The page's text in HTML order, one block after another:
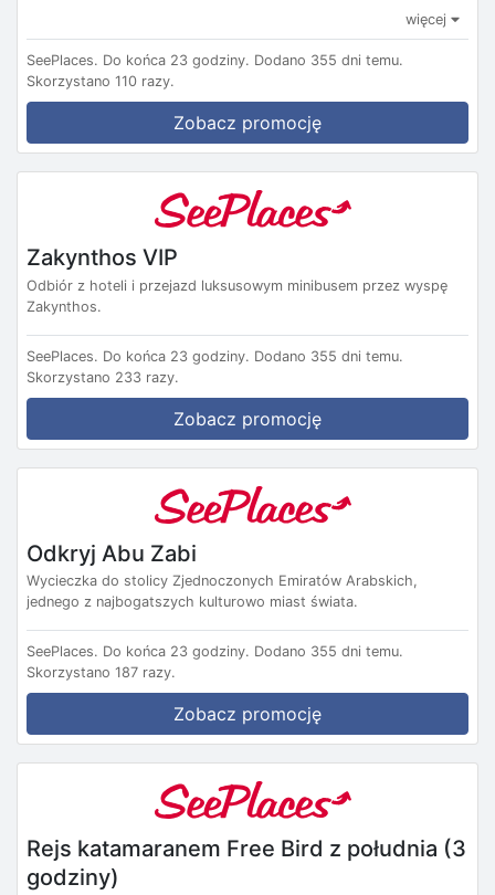
więcej
SeePlaces. Do końca 23 godziny. Dodano 355 dni temu.
Skorzystano 110 razy.
Zobacz promocję
Zakynthos VIP
Odbiór z hoteli i przejazd luksusowym minibusem przez wyspę
Zakynthos.
SeePlaces. Do końca 23 godziny. Dodano 355 dni temu.
Skorzystano 233 razy.
Zobacz promocję
Odkryj Abu Zabi
Wycieczka do stolicy Zjednoczonych Emiratów Arabskich,
jednego z najbogatszych kulturowo miast świata.
SeePlaces. Do końca 23 godziny. Dodano 355 dni temu.
Skorzystano 187 razy.
Zobacz promocję
Rejs katamaranem Free Bird z południa (3
godziny)